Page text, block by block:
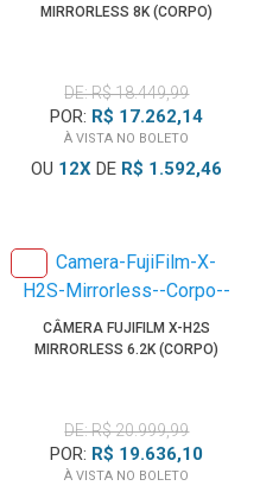
MIRRORLESS 8K (CORPO)
DE: R$ 18.449,99
POR: R$ 17.262,14
À VISTA NO BOLETO
OU 12X DE R$ 1.592,46
CÂMERA FUJIFILM X-H2S
MIRRORLESS 6.2K (CORPO)
DE: R$ 20.999,99
POR: R$ 19.636,10
À VISTA NO BOLETO